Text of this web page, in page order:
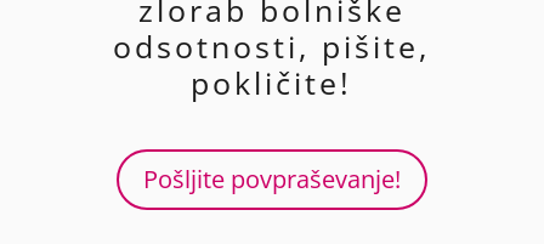
zlorab bolniške
odsotnosti, pišite,
pokličite!
Pošljite povpraševanje!